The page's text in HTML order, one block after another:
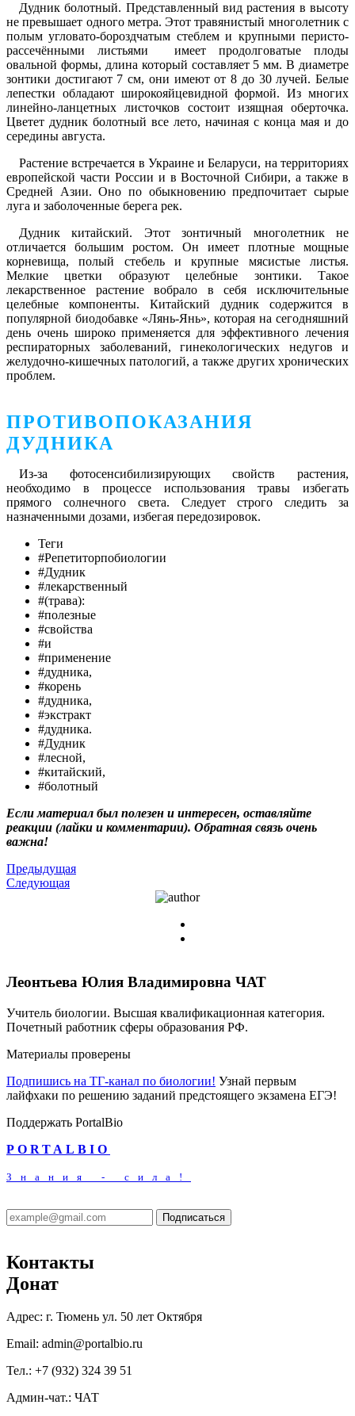
Дудник болотный. Представленный вид растения в высоту
не превышает одного метра. Этот травянистый многолетник с
полым угловато-бороздчатым стеблем и крупными перисто-
рассечёнными листьями имеет продолговатые плоды
овальной формы, длина который составляет 5 мм. В диаметре
зонтики достигают 7 см, они имеют от 8 до 30 лучей. Белые
лепестки обладают широкояйцевидной формой. Из многих
линейно-ланцетных листочков состоит изящная оберточка.
Цветет дудник болотный все лето, начиная с конца мая и до
середины августа.
Растение встречается в Украине и Беларуси, на территориях
европейской части России и в Восточной Сибири, а также в
Средней Азии. Оно по обыкновению предпочитает сырые
луга и заболоченные берега рек.
Дудник китайский. Этот зонтичный многолетник не
отличается большим ростом. Он имеет плотные мощные
корневища, полый стебель и крупные мясистые листья.
Мелкие цветки образуют целебные зонтики. Такое
лекарственное растение вобрало в себя исключительные
целебные компоненты. Китайский дудник содержится в
популярной биодобавке «Лянь-Янь», которая на сегодняшний
день очень широко применяется для эффективного лечения
респираторных заболеваний, гинекологических недугов и
желудочно-кишечных патологий, а также других хронических
проблем.
ПРОТИВОПОКАЗАНИЯ
ДУДНИКА
Из-за фотосенсибилизирующих свойств растения,
необходимо в процессе использования травы избегать
прямого солнечного света. Следует строго следить за
назначенными дозами, избегая передозировок.
Теги
#Репетиторпобиологии
#Дудник
#лекарственный
#(трава):
#полезные
#свойства
#и
#применение
#дудника,
#корень
#дудника,
#экстракт
#дудника.
#Дудник
#лесной,
#китайский,
#болотный
Если материал был полезен и интересен, оставляйте
реакции (лайки и комментарии). Обратная связь очень
важна!
Предыдущая
Следующая
Леонтьева Юлия Владимировна ЧАТ
Учитель биологии. Высшая квалификационная категория.
Почетный работник сферы образования РФ.
Материалы проверены
Подпишись на ТГ-канал по биологии! Узнай первым
лайфхаки по решению заданий предстоящего экзамена ЕГЭ!
Поддержать PortalBio
PORTALBIO
Знания - сила!
Подписаться
Контакты
Донат
Адрес: г. Тюмень ул. 50 лет Октября
Email: admin@portalbio.ru
Тел.: +7 (932) 324 39 51
Админ-чат.: ЧАТ